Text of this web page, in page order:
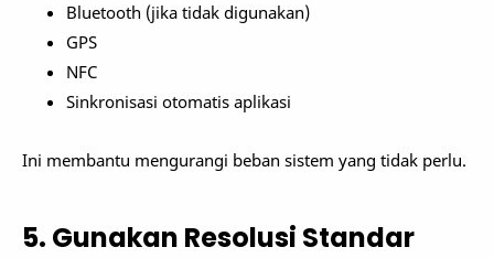
Bluetooth (jika tidak digunakan)
GPS
NFC
Sinkronisasi otomatis aplikasi
Ini membantu mengurangi beban sistem yang tidak perlu.
5. Gunakan Resolusi Standar